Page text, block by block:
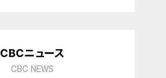
CBCニュース
CBC NEWS